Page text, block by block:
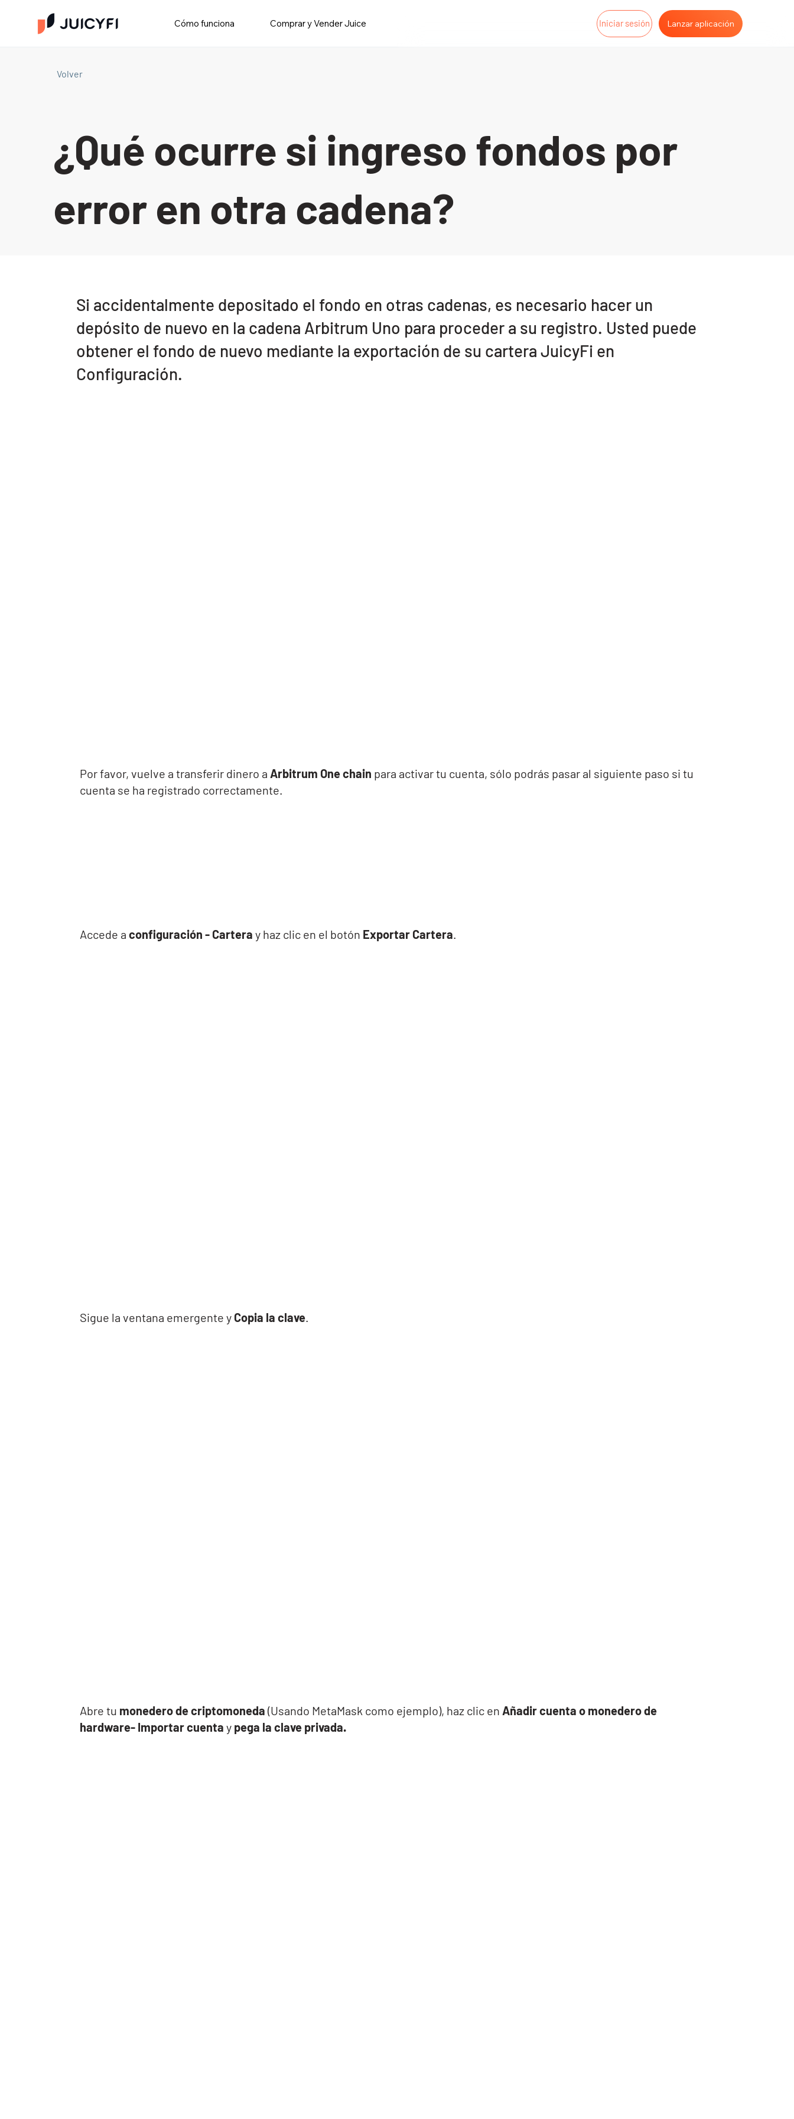
Cómo funciona Comprar y Vender Juice Iniciar sesión Lanzar aplicación
Volver
¿Qué ocurre si ingreso fondos por
error en otra cadena?
Si accidentalmente depositado el fondo en otras cadenas, es necesario hacer un
depósito de nuevo en la cadena Arbitrum Uno para proceder a su registro. Usted puede
obtener el fondo de nuevo mediante la exportación de su cartera JuicyFi en
Configuración.
Por favor, vuelve a transferir dinero a Arbitrum One chain para activar tu cuenta, sólo podrás pasar al siguiente paso si tu
cuenta se ha registrado correctamente.
Accede aconfiguración - Cartera y haz clic en el botón Exportar Cartera.
Sigue la ventana emergente y Copia la clave.
Abre tu monedero de criptomoneda (Usando MetaMask como ejemplo), haz clic en Añadir cuenta o monedero de
hardware- Importar cuenta y pega la clave privada.